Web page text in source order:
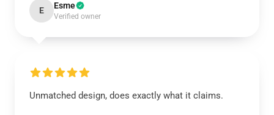
E Esme
Verified owner
Unmatched design, does exactly what it claims.